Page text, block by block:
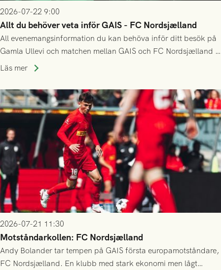
2026-07-22 9:00
Allt du behöver veta inför GAIS - FC Nordsjælland
All evenemangsinformation du kan behöva inför ditt besök på
Gamla Ullevi och matchen mellan GAIS och FC Nordsjælland i
kvalet till Conference League! Avspark kl 19.00 på torsdag
Läs mer
2026-07-21 11:30
Motståndarkollen: FC Nordsjælland
Andy Bolander tar tempen på GAIS första europamotståndare,
FC Nordsjælland. En klubb med stark ekonomi men lågt